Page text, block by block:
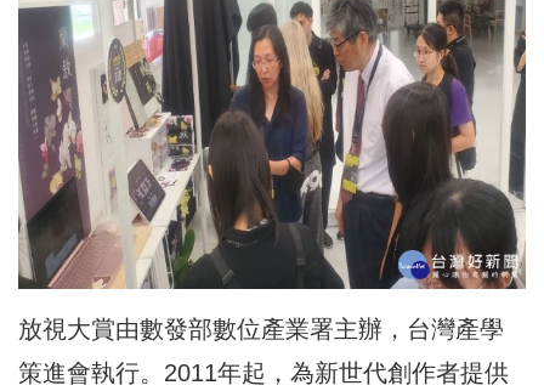
放視大賞由數發部數位產業署主辦，台灣產學
策進會執行。2011年起，為新世代創作者提供